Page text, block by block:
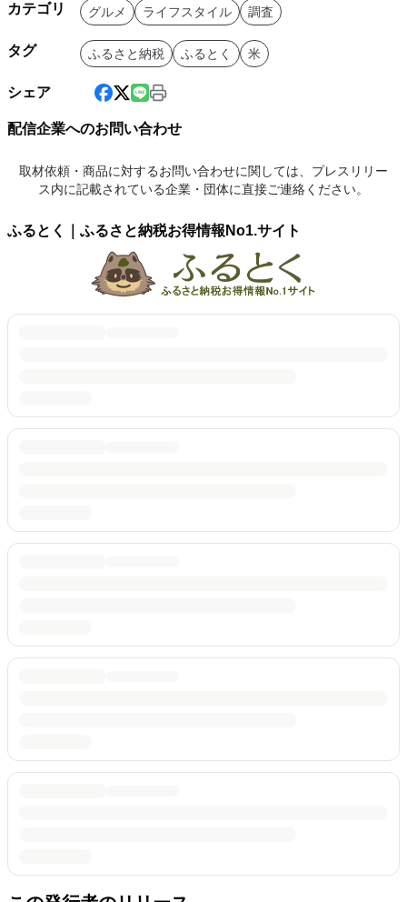
カテゴリ グルメ ライフスタイル 調査
タグ ふるさと納税 ふるとく 米
シェア
配信企業へのお問い合わせ
取材依頼・商品に対するお問い合わせに関しては、プレスリリー
ス内に記載されている企業・団体に直接ご連絡ください。
ふるとく｜ふるさと納税お得情報No1.サイト